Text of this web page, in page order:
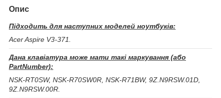
Опис
Підходить для наступних моделей ноутбуків:
Acer Aspire V3-371.
Дана клавіатура може мати такі маркування (або
PartNumber):
NSK-RT0SW, NSK-R70SW0R, NSK-R71BW, 9Z.N9RSW.01D,
9Z.N9RSW.00R.